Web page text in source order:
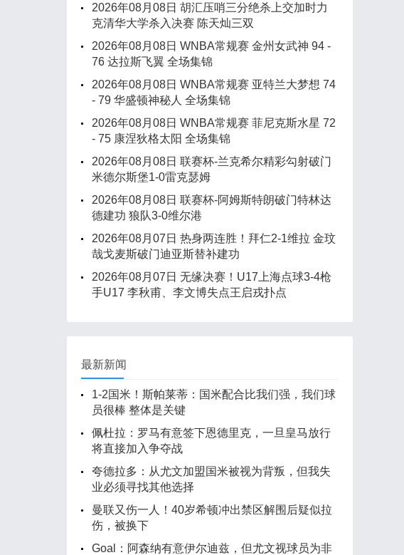
2026年08月08日 胡汇压哨三分绝杀上交加时力
克清华大学杀入决赛 陈天灿三双
2026年08月08日 WNBA常规赛 金州女武神 94 -
76 达拉斯飞翼 全场集锦
2026年08月08日 WNBA常规赛 亚特兰大梦想 74
- 79 华盛顿神秘人 全场集锦
2026年08月08日 WNBA常规赛 菲尼克斯水星 72
- 75 康涅狄格太阳 全场集锦
2026年08月08日 联赛杯-兰克希尔精彩勾射破门
米德尔斯堡1-0雷克瑟姆
2026年08月08日 联赛杯-阿姆斯特朗破门特林达
德建功 狼队3-0维尔港
2026年08月07日 热身两连胜！拜仁2-1维拉 金玟
哉戈麦斯破门迪亚斯替补建功
2026年08月07日 无缘决赛！U17上海点球3-4枪
手U17 李秋甫、李文博失点王启戎扑点
最新新闻
1-2国米！斯帕莱蒂：国米配合比我们强，我们球
员很棒 整体是关键
佩杜拉：罗马有意签下恩德里克，一旦皇马放行
将直接加入争夺战
夸德拉多：从尤文加盟国米被视为背叛，但我失
业必须寻找其他选择
曼联又伤一人！40岁希顿冲出禁区解围后疑似拉
伤，被换下
Goal：阿森纳有意伊尔迪兹，但尤文视球员为非